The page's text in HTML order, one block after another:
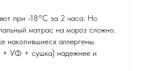
при -18°C за 2 часа. Но
матрас на мороз сложно.
накопившиеся аллергены.
+ УФ + сушка) надежнее и